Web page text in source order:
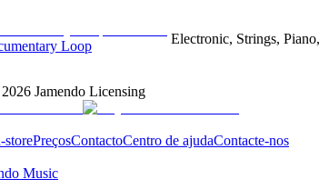
Loop
Electronic, Strings,
2026 Jamendo Licensing
storePreçosContactoCentro de ajudaContacte-nos
Music